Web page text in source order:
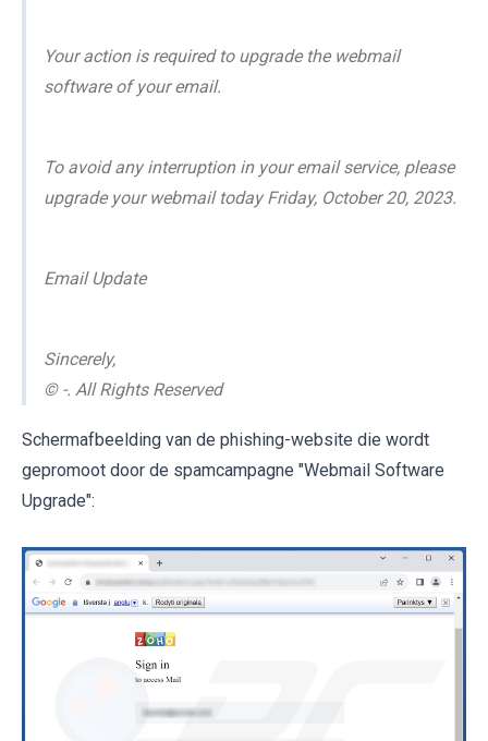
Your action is required to upgrade the webmail
software of your email.
To avoid any interruption in your email service, please
upgrade your webmail today Friday, October 20, 2023.
Email Update
Sincerely,
© -. All Rights Reserved
Schermafbeelding van de phishing-website die wordt
gepromoot door de spamcampagne "Webmail Software
Upgrade":